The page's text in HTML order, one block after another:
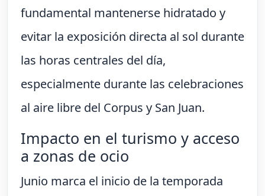
fundamental mantenerse hidratado y
evitar la exposición directa al sol durante
las horas centrales del día,
especialmente durante las celebraciones
al aire libre del Corpus y San Juan.
Impacto en el turismo y acceso
a zonas de ocio
Junio marca el inicio de la temporada